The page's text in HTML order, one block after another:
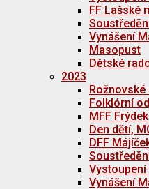
FF Lašské
Vynášení
Masopust
Dětské
2023
Folklórní
MFF
Den dětí,
DFF
Vystoupení
Vynášení